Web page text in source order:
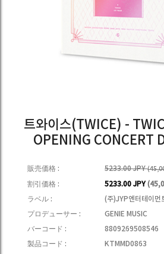
트와이스(TWICE) -
OPENING CONCERT
販売価格 : 5233.00 JPY
割引価格 : 5233.00 JPY
ラベル :
(주)JYP엔터테이먼
プロデューサー :
GENIE MUSIC
バーコード :
8809269508546
製品コード :
KTMMD0863